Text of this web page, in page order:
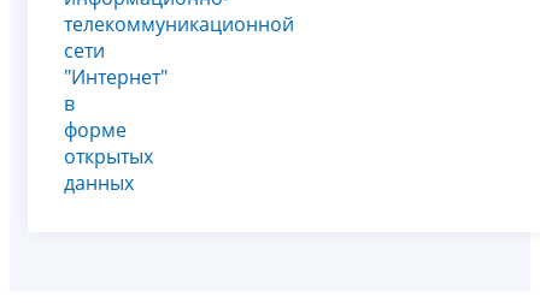
телекоммуникационной
сети
"Интернет"
в
форме
открытых
данных